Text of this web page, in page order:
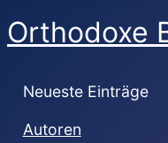
Orthodoxe
Neueste Einträge
Autoren